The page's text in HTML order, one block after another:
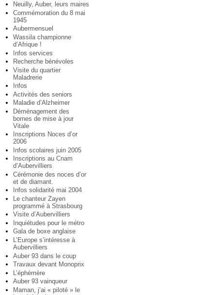
Neuilly, Auber, leurs maires
Commémoration du 8 mai
1945
Aubermensuel
Wassila championne
d’Afrique !
Infos services
Recherche bénévoles
Visite du quartier
Maladrerie
Infos
Activités des seniors
Maladie d’Alzheimer
Déménagement des
bornes de mise à jour
Vitale
Inscriptions Noces d’or
2006
Infos scolaires juin 2005
Inscriptions au Cnam
d’Aubervilliers
Cérémonie des noces d’or
et de diamant.
Infos solidarité mai 2004
Le chanteur Zayen
programmé à Strasbourg
Visite d’Aubervilliers
Inquiétudes pour le métro
Gala de boxe anglaise
L’Europe s’intéresse à
Aubervilliers
Auber 93 dans le coup
Travaux devant Monoprix
L’éphémère
Auber 93 vainqueur
Maman, j’ai « piloté » le